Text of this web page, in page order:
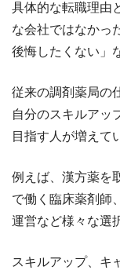
具体的な転職理由
な会社ではなかっ
後悔したくない」
従来の調剤薬局の
自分のスキルアッ
目指す人が増えて
例えば、漢方薬を
で働く臨床薬剤師
運営など様々な選
スキルアップ、キ